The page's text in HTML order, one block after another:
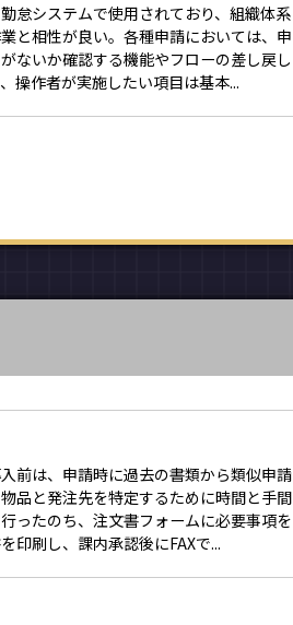
怠システムで使用されており、組織体系
と相性が良い。各種申請においては、申
ないか確認する機能やフローの差し戻し
操作者が実施したい項目は基本...
前は、申請時に過去の書類から類似申請
品と発注先を特定するために時間と手間
ったのち、注文書フォームに必要事項を
印刷し、課内承認後にFAXで...